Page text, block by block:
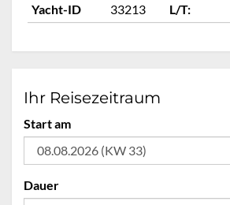
Yacht-ID
33213 L/T:
Ihr Reisezeitraum
Start am
Dauer